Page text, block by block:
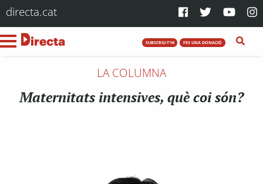
directa.cat
SUBSCRIU-T'HI FES UNA DONACIÓ
LA COLUMNA
Maternitats intensives, què coi són?